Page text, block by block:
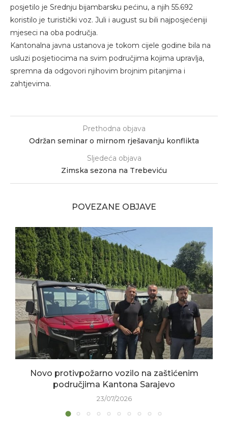
posjetilo je Srednju bijambarsku pećinu, a njih 55.692
koristilo je turistički voz. Juli i august su bili najposjećeniji
mjeseci na oba područja.
Kantonalna javna ustanova je tokom cijele godine bila na
usluzi posjetiocima na svim područjima kojima upravlja,
spremna da odgovori njihovim brojnim pitanjima i
zahtjevima.
Prethodna objava
Održan seminar o mirnom rješavanju konflikta
Sljedeća objava
Zimska sezona na Trebeviću
POVEZANE OBJAVE
Novo protivpožarno vozilo na zaštićenim
područjima Kantona Sarajevo
23/07/2026